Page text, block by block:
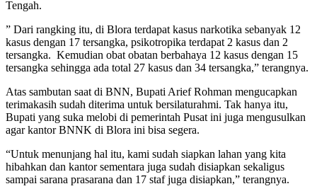
Tengah.
” Dari rangking itu, di Blora terdapat kasus narkotika sebanyak 12
kasus dengan 17 tersangka, psikotropika terdapat 2 kasus dan 2
tersangka. Kemudian obat obatan berbahaya 12 kasus dengan 15
tersangka sehingga ada total 27 kasus dan 34 tersangka,” terangnya.
Atas sambutan saat di BNN, Bupati Arief Rohman mengucapkan
terimakasih sudah diterima untuk bersilaturahmi. Tak hanya itu,
Bupati yang suka melobi di pemerintah Pusat ini juga mengusulkan
agar kantor BNNK di Blora ini bisa segera.
“Untuk menunjang hal itu, kami sudah siapkan lahan yang kita
hibahkan dan kantor sementara juga sudah disiapkan sekaligus
sampai sarana prasarana dan 17 staf juga disiapkan,” terangnya.